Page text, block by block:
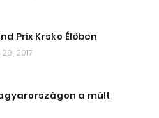
Prix Krsko Élőben
2017
a múlt